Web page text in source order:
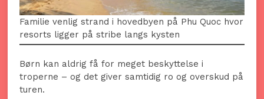
Familie venlig strand i hovedbyen på Phu Quoc hvor
resorts ligger på stribe langs kysten
Børn kan aldrig få for meget beskyttelse i
troperne – og det giver samtidig ro og overskud på
turen.